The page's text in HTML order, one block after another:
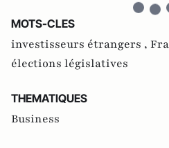
MOTS-CLES
investisseurs étrangers ,
élections législatives
THEMATIQUES
Business